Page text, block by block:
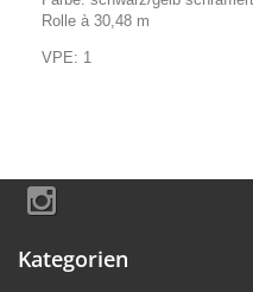
Rolle à 30,48 m
VPE: 1
Kategorien